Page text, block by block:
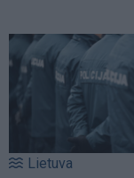
Lietuva